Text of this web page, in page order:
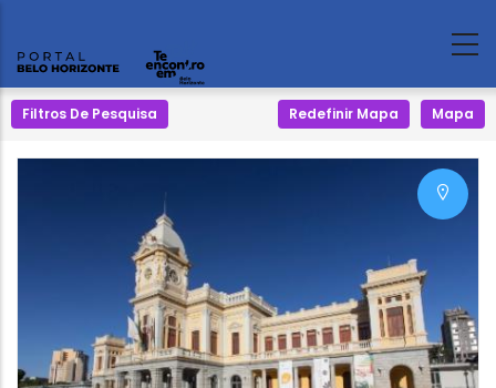
Filtros De Pesquisa Redefinir Mapa Mapa